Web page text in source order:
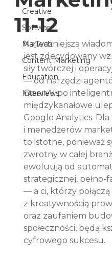
Creative
Software
MarTech
Content Marketing
Education
Interviews
11-12
Najważniejszą
jest zdecydowany
siły twórczej i
— od narzędzi
OpenAI po
międzykanałowe
Google Analytics.
i menedżerów
to istotne, ponieważ
zwrotny w całej
ewoluują od
strategicznej, pełno-
— a ci, którzy
z kreatywnością
oraz zaufaniem
społeczności, będą
cyfrowego sukcesu.